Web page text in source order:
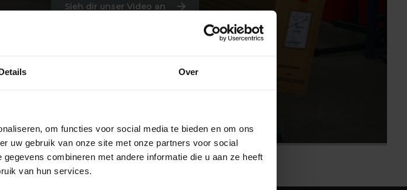
Over
om functies voor social media te bieden en om ons
uw gebruik van onze site met onze partners voor social
combineren met andere informatie die u aan ze heeft
van hun services.
Sieh dir unser Video an